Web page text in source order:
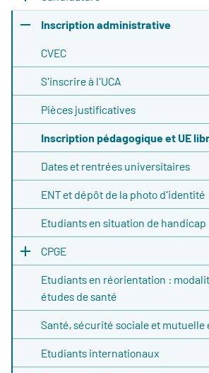
Inscription administrative
CVEC
S'inscrire à l'UCA
Pièces justificatives
Inscription pédagogique et UE
Dates et rentrées universitaires
ENT et dépôt de la photo d'identité
Etudiants en situation de handicap
CPGE
Etudiants en réorientation :
études de santé
Santé, sécurité sociale et
Etudiants internationaux